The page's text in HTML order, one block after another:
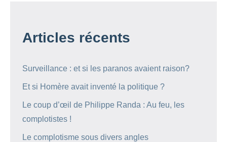
Articles récents
Surveillance : et si les paranos avaient raison?
Et si Homère avait inventé la politique ?
Le coup d’œil de Philippe Randa : Au feu, les
complotistes !
Le complotisme sous divers angles